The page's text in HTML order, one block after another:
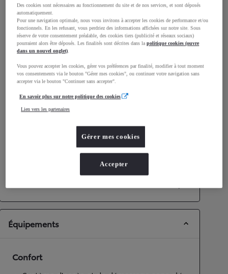
Consommation mixte
Émissions CO2
102g/km
Performances
Accélération 0-100km/h
11,2
Roues motrices avant
Transmission
Boîte automatique
Équipements
Confort
Des cookies sont nécessaires au fonctionnement du site et de nos services, et sont déposés
automatiquement.
Pour une navigation optimale, nous vous invitons à accepter les cookies de performance et/ou
fonctionnels. En les refusant, vous perdriez des informations affichées sur notre site. Sous
réserve de votre consentement préalable, des cookies tiers (publicité et réseaux sociaux)
pourraient alors être déposés. Les finalités sont décrites dans lapolitique cookies (ouvre
dans un nouvel onglet).
Vous pouvez accepter les cookies, gérer vos préférences par finalité, modifier à tout moment
vos consentements via le bouton "Gérer mes cookies", ou continuer votre navigation sans
accepter via le bouton "Continuer sans accepter".
En savoir plus sur notre politique des cookies
Lien vers les partenaires
Gérer mes cookies
Accepter